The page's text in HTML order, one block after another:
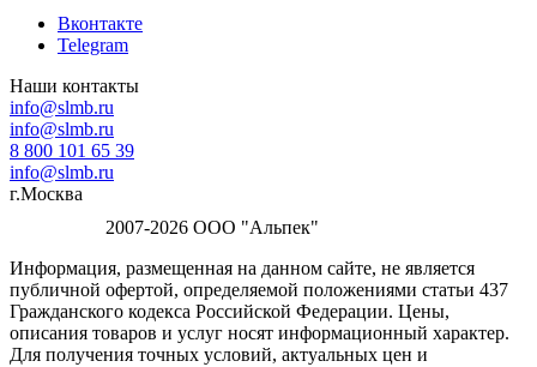
Вконтакте
Telegram
Наши контакты
info@slmb.ru
info@slmb.ru
8 800 101 65 39
info@slmb.ru
г.Москва
2007-2026 ООО "Альпек"
Информация, размещенная на данном сайте, не является
публичной офертой, определяемой положениями статьи 437
Гражданского кодекса Российской Федерации. Цены,
описания товаров и услуг носят информационный характер.
Для получения точных условий, актуальных цен и